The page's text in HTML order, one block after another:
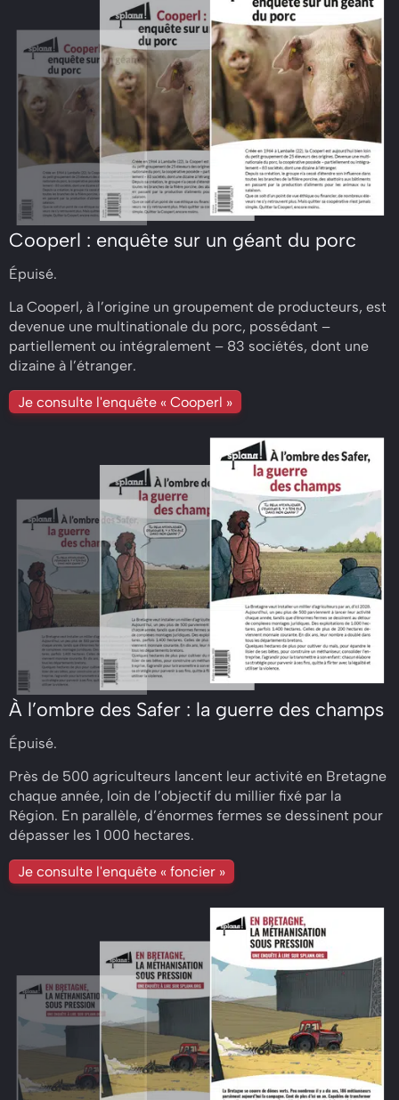
Cooperl : enquête sur un géant du porc
Épuisé.
La Cooperl, à l’origine un groupement de producteurs, est
devenue une multinationale du porc, possédant –
partiellement ou intégralement – 83 sociétés, dont une
dizaine à l’étranger.
Je consulte l'enquête « Cooperl »
À l’ombre des Safer : la guerre des champs
Épuisé.
Près de 500 agriculteurs lancent leur activité en Bretagne
chaque année, loin de l’objectif du millier fixé par la
Région. En parallèle, d’énormes fermes se dessinent pour
dépasser les 1 000 hectares.
Je consulte l'enquête « foncier »